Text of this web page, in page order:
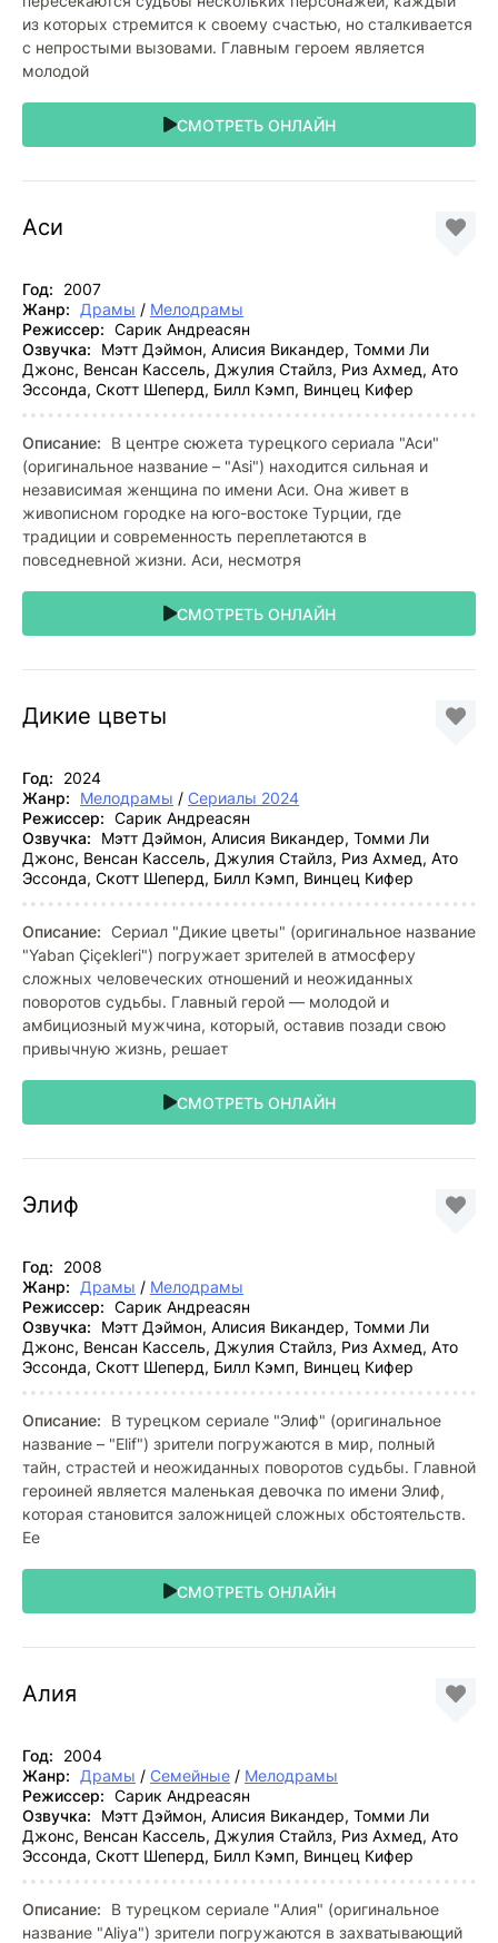
из которых стремится к своему счастью, но сталкивается
с непростыми вызовами. Главным героем является
молодой
СМОТРЕТЬ ОНЛАЙН
Аси
Год:
2007
Жанр:
Драмы / Мелодрамы
Режиссер: Сарик Андреасян
Озвучка:
Мэтт Дэймон, Алисия Викандер, Томми Ли
Джонс, Венсан Кассель, Джулия Стайлз, Риз Ахмед, Ато
Эссонда, Скотт Шеперд, Билл Кэмп, Винцец Кифер
Описание:
В центре сюжета турецкого сериала "Аси"
(оригинальное название – "Asi") находится сильная и
независимая женщина по имени Аси. Она живет в
живописном городке на юго-востоке Турции, где
традиции и современность переплетаются в
повседневной жизни. Аси, несмотря
СМОТРЕТЬ ОНЛАЙН
Дикие цветы
Год:
2024
Жанр:
Мелодрамы / Сериалы 2024
Режиссер: Сарик Андреасян
Озвучка:
Мэтт Дэймон, Алисия Викандер, Томми Ли
Джонс, Венсан Кассель, Джулия Стайлз, Риз Ахмед, Ато
Эссонда, Скотт Шеперд, Билл Кэмп, Винцец Кифер
Описание: Сериал "Дикие цветы" (оригинальное название
"Yaban Çiçekleri") погружает зрителей в атмосферу
сложных человеческих отношений и неожиданных
поворотов судьбы. Главный герой — молодой и
амбициозный мужчина, который, оставив позади свою
привычную жизнь, решает
СМОТРЕТЬ ОНЛАЙН
Элиф
Год:
2008
Жанр:
Драмы / Мелодрамы
Режиссер: Сарик Андреасян
Озвучка:
Мэтт Дэймон, Алисия Викандер, Томми Ли
Джонс, Венсан Кассель, Джулия Стайлз, Риз Ахмед, Ато
Эссонда, Скотт Шеперд, Билл Кэмп, Винцец Кифер
Описание:
В турецком сериале "Элиф" (оригинальное
название – "Elif") зрители погружаются в мир, полный
тайн, страстей и неожиданных поворотов судьбы. Главной
героиней является маленькая девочка по имени Элиф,
которая становится заложницей сложных обстоятельств.
Ее
СМОТРЕТЬ ОНЛАЙН
Aлия
Год:
2004
Жанр:
Драмы / Семейные / Мелодрамы
Режиссер: Сарик Андреасян
Озвучка:
Мэтт Дэймон, Алисия Викандер, Томми Ли
Джонс, Венсан Кассель, Джулия Стайлз, Риз Ахмед, Ато
Эссонда, Скотт Шеперд, Билл Кэмп, Винцец Кифер
Описание:
В турецком сериале "Aлия" (оригинальное
название "Aliya") зрители погружаются в захватывающий